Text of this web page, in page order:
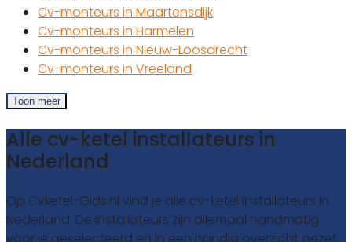
Cv-monteurs in Maartensdijk
Cv-monteurs in Harmelen
Cv-monteurs in Nieuw-Loosdrecht
Cv-monteurs in Vreeland
Toon meer
Alle cv-ketel installateurs in
Nederland
Op Cvketel-Gids.nl vind je alle cv-ketel installateurs in
Nederland. De installateurs zijn allemaal handmatig